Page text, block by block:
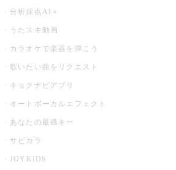
分析採点AI＋
うたスキ動画
カラオケで楽器を弾こう
歌いたい曲をリクエスト
キョクナビアプリ
オートボーカルエフェクト
あなたの最適キー
サビカラ
JOYKIDS